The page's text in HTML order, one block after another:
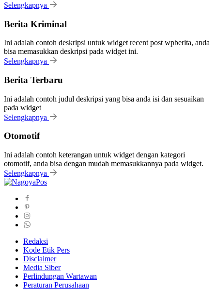
Selengkapnya
Berita Kriminal
Ini adalah contoh deskripsi untuk widget recent post wpberita, anda
bisa memasukkan deskripsi pada widget ini.
Selengkapnya
Berita Terbaru
Ini adalah contoh judul deskripsi yang bisa anda isi dan sesuaikan
pada widget
Selengkapnya
Otomotif
Ini adalah contoh keterangan untuk widget dengan kategori
otomotif, anda bisa dengan mudah memasukkannya pada widget.
Selengkapnya
Redaksi
Kode Etik Pers
Disclaimer
Media Siber
Perlindungan Wartawan
Peraturan Perusahaan